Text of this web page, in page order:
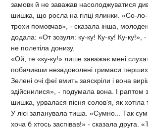
замовк й не заважав насолоджуватися
шишка, що росла на гілці ялинки. «Со-
трохи помовчав», - сказала інша,
додала: «От зозуля: ку-ку! Ку-ку! Ку-ку!», -
не полетіла донизу.
«Ой, те «ку-ку!» лише заважає мені
побачивши незадоволені гримаси
Зелені очі феї вмить заяскріли і вона
здійснилися», - подумала вона. І раптом
шишка, урвалася пісня солов’я, як хотіла
У лісі запанувала тиша. «Сумно... Так
хоча б хтось заспівав!» - сказала друга.